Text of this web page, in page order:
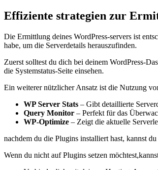
Effiziente strategien ‌zur
Die Ermittlung deines WordPress-servers ist
habe, um die Serverdetails ‍herauszufinden.
Zuerst solltest du dich bei⁤ deinem WordPress-
die Systemstatus-Seite einsehen.
Ein ‍weiterer nützlicher ‍Ansatz ist⁣ die Nutzung
WP Server Stats – Gibt detaillierte
Query Monitor – Perfekt für das
WP-Optimize – Zeigt die aktuelle
nachdem du die Plugins installiert ⁤hast,‍ kannst
Wenn du nicht auf Plugins setzen